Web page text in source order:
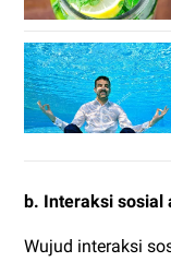
b. Interaksi
Wujud interaksi